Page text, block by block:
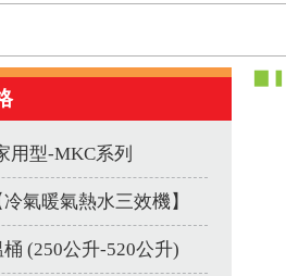
用型-MKC系列
氣暖氣熱水三效機】
(250公升-520公升)